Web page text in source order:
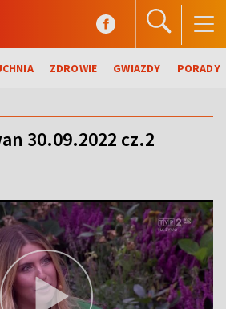
ZDROWIE GWIAZDY PORADY
30.09.2022 cz.2